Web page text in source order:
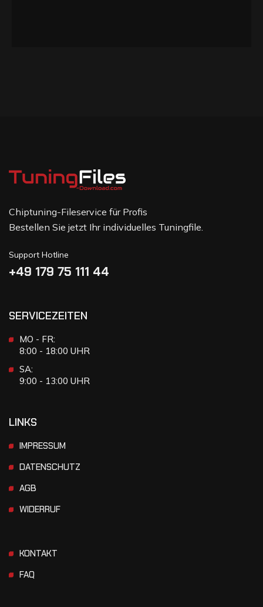
Chiptuning-Fileservice für Profis
Bestellen Sie jetzt Ihr individuelles Tuningfile.
Support Hotline
+49 179 75 111 44
SERVICEZEITEN
MO - FR:
8:00 - 18:00 UHR
SA:
9:00 - 13:00 UHR
LINKS
IMPRESSUM
DATENSCHUTZ
AGB
WIDERRUF
KONTAKT
FAQ